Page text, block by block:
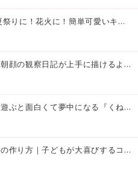
【女の子 浴衣の髪型】夏祭りに！花火に！簡単可愛いキッズの浴衣ヘアアレンジまとめ
【絵が苦手でも大丈夫】朝顔の観察日記が上手に描けるようになる方法｜イラスト付き
【簡単折り紙】つなげて遊ぶと面白くて夢中になる『くねくねへびさんの作り方』
【おうち縁日】千本引きの作り方｜子どもが大喜びするコツやアイデア♪